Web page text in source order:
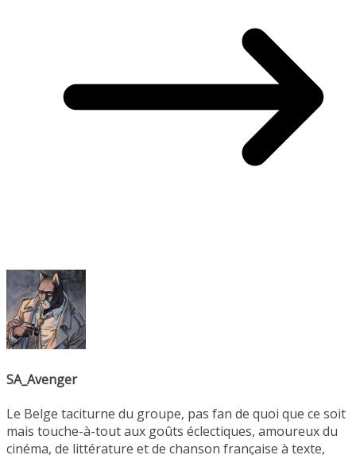
SA_Avenger
Le Belge taciturne du groupe, pas fan de quoi que ce soit
mais touche-à-tout aux goûts éclectiques, amoureux du
cinéma, de littérature et de chanson française à texte,